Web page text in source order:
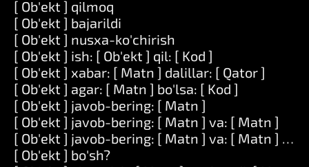
[ Ob'ekt ] qilmoq
[ Ob'ekt ] bajarildi
[ Ob'ekt ] nusxa-ko'chirish
[ Ob'ekt ] ish: [ Ob'ekt ] qil: [ Kod ]
[ Ob'ekt ] xabar: [ Matn ] dalillar: [ Qator ]
[ Ob'ekt ] agar: [ Matn ] bo'lsa: [ Kod ]
[ Ob'ekt ] javob-bering: [ Matn ]
[ Ob'ekt ] javob-bering: [ Matn ] va: [ Matn ]
[ Ob'ekt ] javob-bering: [ Matn ] va: [ Matn ] va:
[ Ob'ekt ] bo'sh?